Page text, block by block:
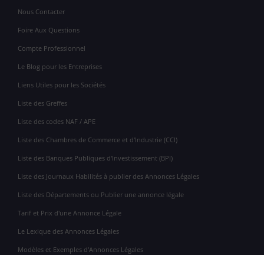
Nous Contacter
Foire Aux Questions
Compte Professionnel
Le Blog pour les Entreprises
Liens Utiles pour les Sociétés
Liste des Greffes
Liste des codes NAF / APE
Liste des Chambres de Commerce et d'Industrie (CCI)
Liste des Banques Publiques d'Investissement (BPI)
Liste des Journaux Habilités à publier des Annonces Légales
Liste des Départements ou Publier une annonce légale
Tarif et Prix d'une Annonce Légale
Le Lexique des Annonces Légales
Modèles et Exemples d'Annonces Légales